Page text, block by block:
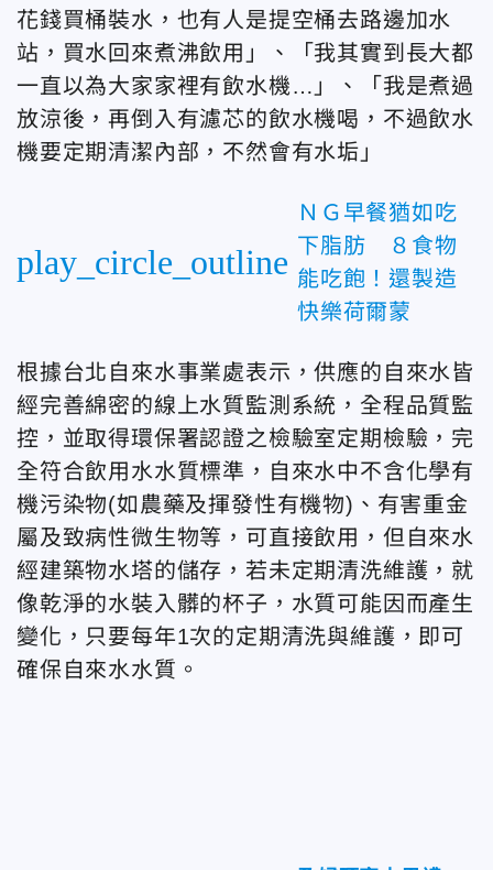
花錢買桶裝水，也有人是提空桶去路邊加水
站，買水回來煮沸飲用 」、「 我其實到長大都
一直以為大家家裡有飲水機…」、
「 我是煮過
放涼後，再倒入有濾芯的飲水機喝，不過飲水
機要定期清潔內部，不然會有水垢 」
play_circle_outline
ＮＧ早餐猶如吃
下脂肪 ８食物
能吃飽！還製造
快樂荷爾蒙
根據台北自來水事業處表示，供應的自來水皆
經完善綿密的線上水質監測系統，全程品質監
控，並取得環保署認證之檢驗室定期檢驗，完
全符合飲用水水質標準，自來水中不含化學有
機污染物(如農藥及揮發性有機物)、有害重金
屬及致病性微生物等，可直接飲用，但 自來水
經建築物水塔的儲存，若未定期清洗維護，就
像乾淨的水裝入髒的杯子，水質可能因而產生
變化，只要每年1次的定期清洗與維護，即可
確保自來水水質。